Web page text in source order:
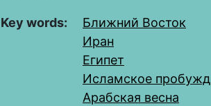
Key words:
Ближний Восток
Иран
Египет
Исламское
Арабская весна